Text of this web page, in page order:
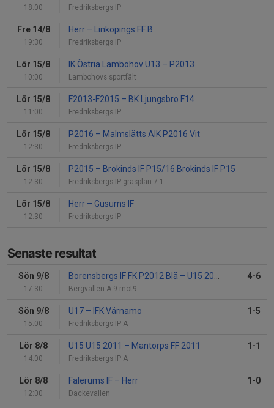
18:00 Fredriksbergs IP
Fre 14/8
19:30
Herr – Linköpings FF B
Fredriksbergs IP
Lör 15/8
10:00
IK Östria Lambohov U13 – P2013
Lambohovs sportfält
Lör 15/8
11:00
F2013-F2015 – BK Ljungsbro F14
Fredriksbergs IP
Lör 15/8
12:30
P2016 – Malmslätts AIK P2016 Vit
Fredriksbergs IP
Lör 15/8
12:30
P2015 – Brokinds IF P15/16 Brokinds IF P15
Fredriksbergs IP gräsplan 7:1
Lör 15/8
12:30
Herr – Gusums IF
Fredriksbergs IP
Senaste resultat
Sön 9/8
17:30
Borensbergs IF FK P2012 Blå – U15 2012 C
Bergvallen A 9 mot9
4-6
Sön 9/8
15:00
U17 – IFK Värnamo
Fredriksbergs IP A
1-5
Lör 8/8
14:00
U15 U15 2011 – Mantorps FF 2011
Fredriksbergs IP A
1-1
Lör 8/8
12:00
Falerums IF – Herr
Dackevallen
1-0